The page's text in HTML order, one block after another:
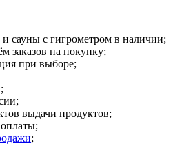
сауны с гигрометром в наличии;
заказов на покупку;
при выборе;
выдачи продуктов;
;